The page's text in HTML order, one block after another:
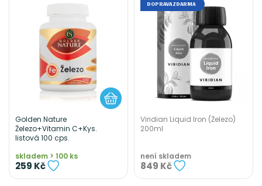
Golden Nature
Železo+Vitamin C+Kys.
listová 100 cps.
skladem > 100 ks
259 Kč
DOPRAVA ZDARMA
Viridian Liquid Iron (Železo)
200ml
není skladem
849 Kč